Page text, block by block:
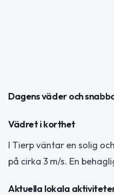
Dagens väder och
Vädret i korthet
I Tierp väntar en solig
på cirka 3 m/s. En
Aktuella lokala